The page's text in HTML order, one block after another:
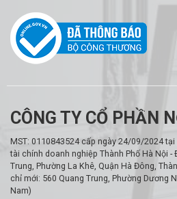
CÔNG TY CỔ PHẦN
MST: 0110843524 cấp ngày 24/09/2024
tài chính doanh nghiệp Thành Phố Hà Nội -
Trung, Phường La Khê, Quận Hà Đông,
chỉ mới: 560 Quang Trung, Phường Dương
Nam)